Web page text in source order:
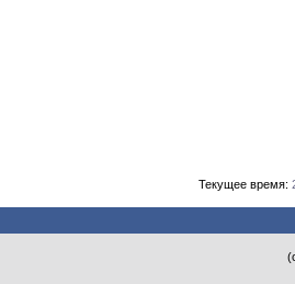
Текущее время: